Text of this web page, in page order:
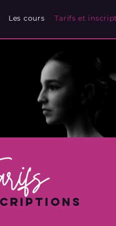
Les cours Tarifs et
Les cours Tarifs et